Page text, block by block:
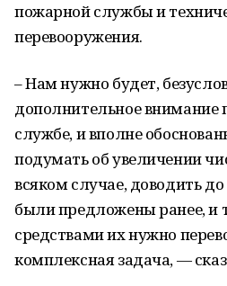
пожарной службы и
перевооружения.
– Нам нужно будет,
дополнительное внимание
службе, и вполне
подумать об увеличении
всяком случае, доводить
были предложены ранее, и
средствами их нужно
комплексная задача, —